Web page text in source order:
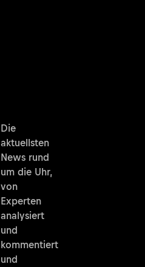
Die
aktuellsten
News rund
um die Uhr,
von
Experten
analysiert
und
kommentiert
und